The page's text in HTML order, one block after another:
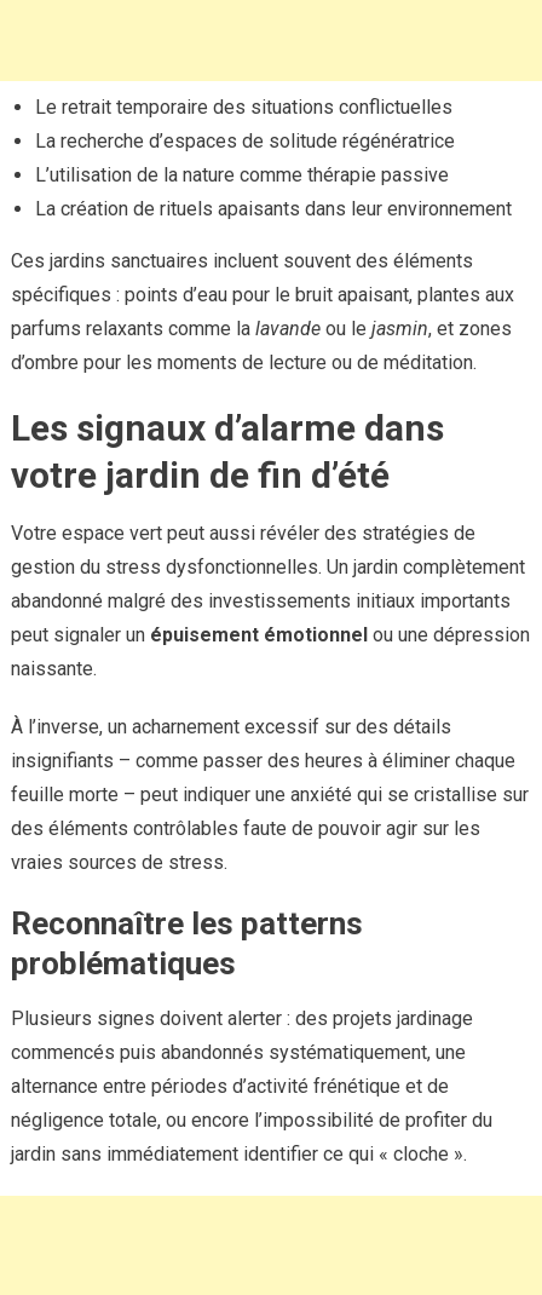
Le retrait temporaire des situations conflictuelles
La recherche d’espaces de solitude régénératrice
L’utilisation de la nature comme thérapie passive
La création de rituels apaisants dans leur environnement
Ces jardins sanctuaires incluent souvent des éléments
spécifiques : points d’eau pour le bruit apaisant, plantes aux
parfums relaxants comme la lavandeou le jasmin, et zones
d’ombre pour les moments de lecture ou de méditation.
Les signaux d’alarme dans
votre jardin de fin d’été
Votre espace vert peut aussi révéler des stratégies de
gestion du stress dysfonctionnelles. Un jardin complètement
abandonné malgré des investissements initiaux importants
peut signaler un épuisement émotionnel ou une dépression
naissante.
À l’inverse, un acharnement excessif sur des détails
insignifiants – comme passer des heures à éliminer chaque
feuille morte – peut indiquer une anxiété qui se cristallise sur
des éléments contrôlables faute de pouvoir agir sur les
vraies sources de stress.
Reconnaître les patterns
problématiques
Plusieurs signes doivent alerter : des projets jardinage
commencés puis abandonnés systématiquement, une
alternance entre périodes d’activité frénétique et de
négligence totale, ou encore l’impossibilité de profiter du
jardin sans immédiatement identifier ce qui « cloche ».